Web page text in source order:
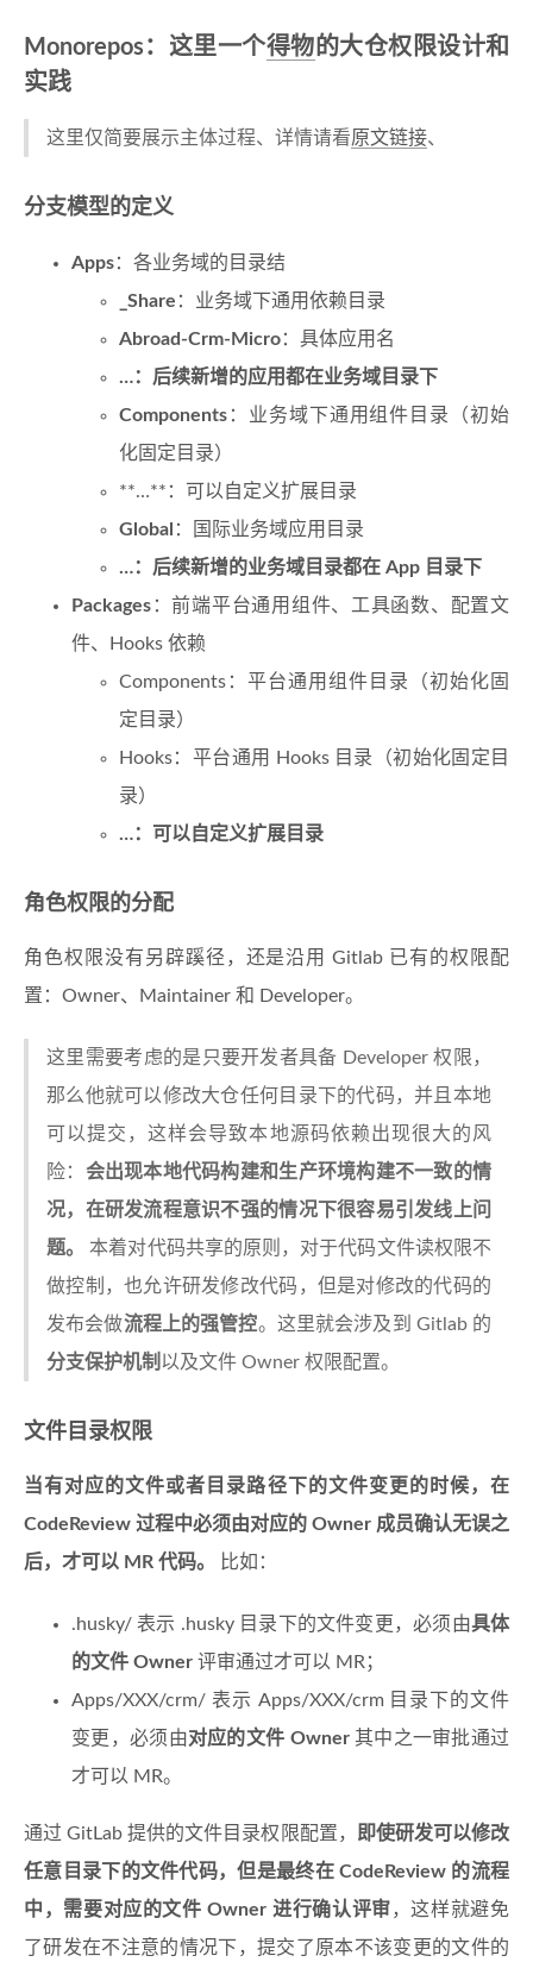
Monorepos：这里一个得物 的大仓权限设计和
实践
这里仅简要展示主体过程、详情请看原文链接、
分支模型的定义
Apps：各业务域的目录结
_Share ：业务域下通用依赖目录
Abroad-Crm-Micro：具体应用名
…： 后续新增的应用都在业务域目录下
Components ：业务域下通用组件目录（初始
化固定目录）
**…**：可以自定义扩展目录
Global ：国际业务域应用目录
…：后续新增的业务域目录都在 App 目录下
Packages ：前端平台通用组件、工具函数、配置文
件、Hooks 依赖
Components：平台通用组件目录（初始化固
定目录）
Hooks：平台通用 Hooks 目录（初始化固定目
录）
…：可以自定义扩展目录
角色权限的分配
角色权限没有另辟蹊径，还是沿用 Gitlab 已有的权限配
置：Owner、Maintainer 和 Developer。
这里需要考虑的是只要开发者具备 Developer 权限，
那么他就可以修改大仓任何目录下的代码，并且本地
可以提交，这样会导致本地源码依赖出现很大的风
险： 会出现本地代码构建和生产环境构建不一致的情
况，在研发流程意识不强的情况下很容易引发线上问
题。
本着对代码共享的原则，对于代码文件读权限不
做控制，也允许研发修改代码，但是对修改的代码的
发布会做流程上的强管控。这里就会涉及到 Gitlab 的
分支保护机制 以及文件 Owner 权限配置。
文件目录权限
当有对应的文件或者目录路径下的文件变更的时候，在
CodeReview 过程中必须由对应的 Owner 成员确认无误之
后，才可以 MR 代码。
比如：
.husky/ 表示 .husky 目录下的文件变更，必须由具体
的文件 Owner 评审通过才可以 MR；
Apps/XXX/crm/ 表示 Apps/XXX/crm 目录下的文件
变更，必须由对应的文件 Owner其中之一审批通过
才可以 MR。
通过 GitLab 提供的文件目录权限配置，
即使研发可以修改
任意目录下的文件代码，但是最终在 CodeReview 的流程
中，需要对应的文件 Owner 进行确认评审，这样就避免
了研发在不注意的情况下，提交了原本不该变更的文件的